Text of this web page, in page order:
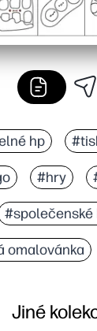
hp
#hry
#společenské
omalovánka
Jiné